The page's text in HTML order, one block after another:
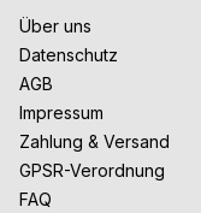
Über uns
Datenschutz
AGB
Impressum
Zahlung & Versand
GPSR-Verordnung
FAQ